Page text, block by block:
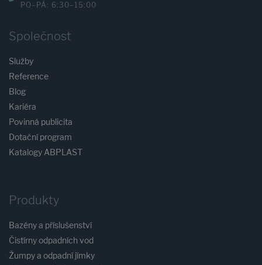
PO–PÁ: 6:30–15:00
Společnost
Služby
Reference
Blog
Kariéra
Povinná publicita
Dotační program
Katalogy ABPLAST
Produkty
Bazény a příslušenství
Čistírny odpadních vod
Žumpy a odpadní jímky